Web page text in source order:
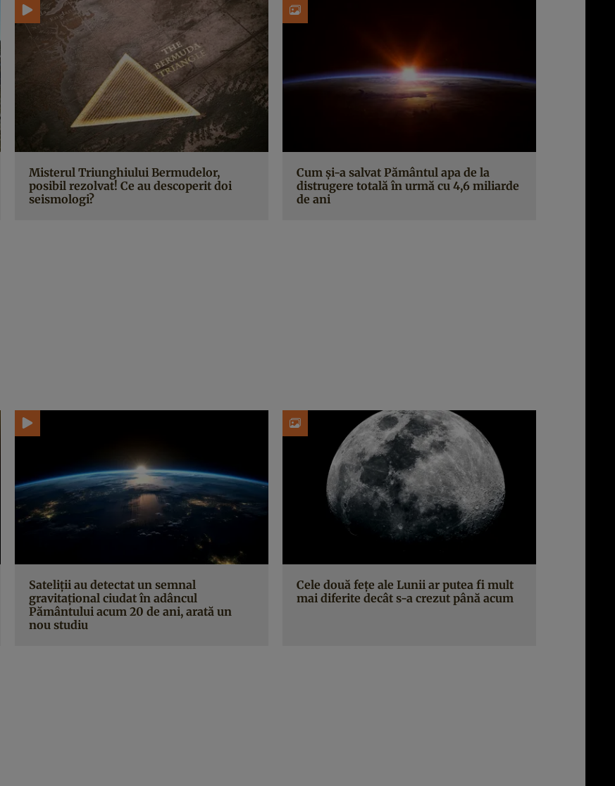
Misterul Triunghiului Bermudelor,
posibil rezolvat! Ce au descoperit doi
seismologi?
Cum și-a salvat Pământul apa de la
distrugere totală în urmă cu 4,6 miliarde
de ani
Sateliții au detectat un semnal
gravitațional ciudat în adâncul
Pământului acum 20 de ani, arată un
nou studiu
Cele două fețe ale Lunii ar putea fi mult
mai diferite decât s-a crezut până acum